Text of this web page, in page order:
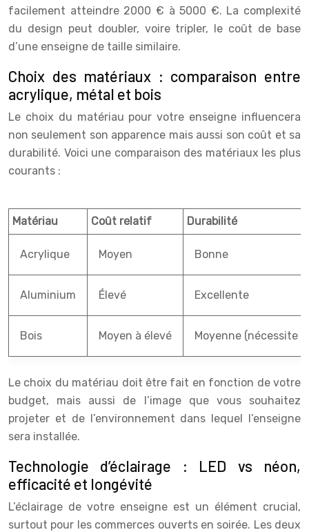
facilement atteindre 2000 € à 5000 €. La complexité
du design peut doubler, voire tripler, le coût de base
d’une enseigne de taille similaire.
Choix des matériaux : comparaison entre
acrylique, métal et bois
Le choix du matériau pour votre enseigne influencera
non seulement son apparence mais aussi son coût et sa
durabilité. Voici une comparaison des matériaux les plus
courants :
Matériau Coût relatif Durabilité
Acrylique Moyen Bonne
Aluminium Élevé Excellente
Bois Moyen à élevé Moyenne (nécessite
Le choix du matériau doit être fait en fonction de votre
budget, mais aussi de l’image que vous souhaitez
projeter et de l’environnement dans lequel l’enseigne
sera installée.
Technologie d’éclairage : LED vs néon,
efficacité et longévité
L’éclairage de votre enseigne est un élément crucial,
surtout pour les commerces ouverts en soirée. Les deux